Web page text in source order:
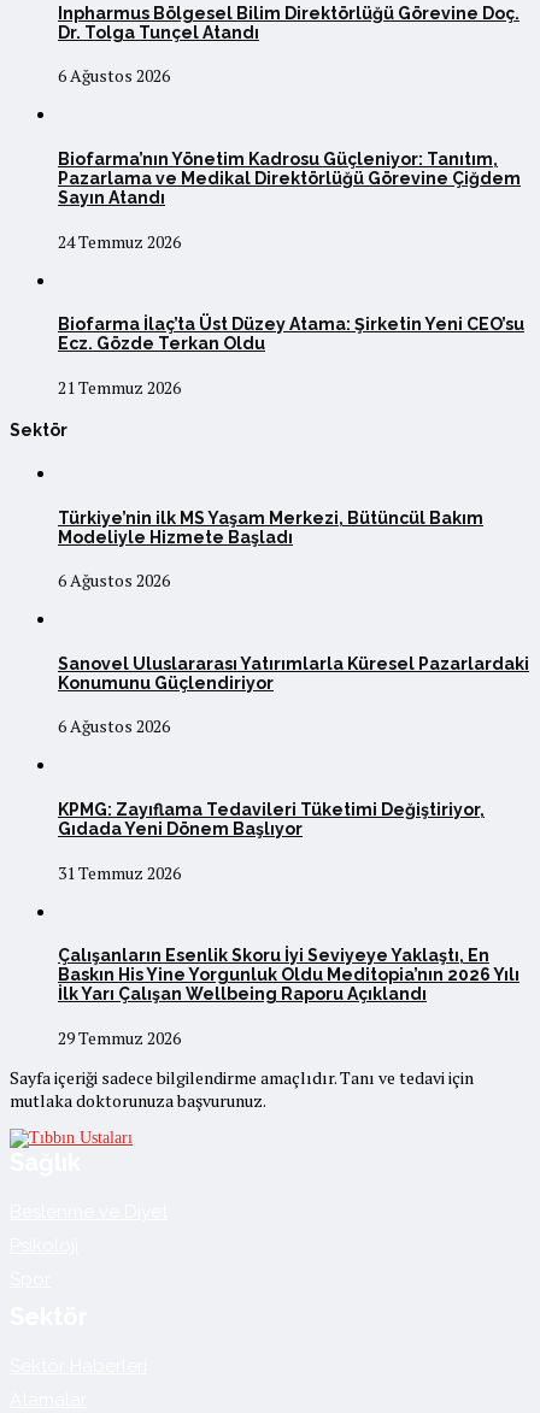
Inpharmus Bölgesel Bilim Direktörlüğü Görevine Doç.
Dr. Tolga Tunçel Atandı
6 Ağustos 2026
Biofarma’nın Yönetim Kadrosu Güçleniyor: Tanıtım,
Pazarlama ve Medikal Direktörlüğü Görevine Çiğdem
Sayın Atandı
24 Temmuz 2026
Biofarma İlaç’ta Üst Düzey Atama: Şirketin Yeni CEO’su
Ecz. Gözde Terkan Oldu
21 Temmuz 2026
Sektör
Türkiye’nin ilk MS Yaşam Merkezi, Bütüncül Bakım
Modeliyle Hizmete Başladı
6 Ağustos 2026
Sanovel Uluslararası Yatırımlarla Küresel Pazarlardaki
Konumunu Güçlendiriyor
6 Ağustos 2026
KPMG: Zayıflama Tedavileri Tüketimi Değiştiriyor,
Gıdada Yeni Dönem Başlıyor
31 Temmuz 2026
Çalışanların Esenlik Skoru İyi Seviyeye Yaklaştı, En
Baskın His Yine Yorgunluk Oldu Meditopia’nın 2026 Yılı
İlk Yarı Çalışan Wellbeing Raporu Açıklandı
29 Temmuz 2026
Sayfa içeriği sadece bilgilendirme amaçlıdır. Tanı ve tedavi için
mutlaka doktorunuza başvurunuz.